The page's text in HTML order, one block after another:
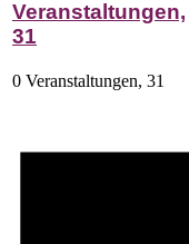
Veranstaltungen,
31
0 Veranstaltungen, 31